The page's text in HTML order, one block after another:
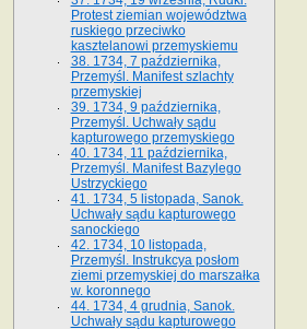
Protest ziemian województwa
ruskiego przeciwko
kasztelanowi przemyskiemu
38. 1734, 7 października,
Przemyśl. Manifest szlachty
przemyskiej
39. 1734, 9 października,
Przemyśl. Uchwały sądu
kapturowego przemyskiego
40. 1734, 11 października,
Przemyśl. Manifest Bazylego
Ustrzyckiego
41. 1734, 5 listopada, Sanok.
Uchwały sądu kapturowego
sanockiego
42. 1734, 10 listopada,
Przemyśl. Instrukcya posłom
ziemi przemyskiej do marszałka
w. koronnego
44. 1734, 4 grudnia, Sanok.
Uchwały sądu kapturowego